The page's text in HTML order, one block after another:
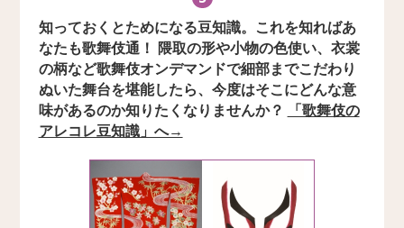
知っておくとためになる豆知識。これを知ればあ
なたも歌舞伎通！ 隈取の形や小物の色使い、衣裳
の柄など歌舞伎オンデマンドで細部までこだわり
ぬいた舞台を堪能したら、今度はそこにどんな意
味があるのか知りたくなりませんか？
「歌舞伎の
アレコレ豆知識」へ→